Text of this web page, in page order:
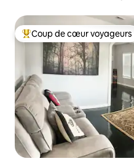
Coups de cœur voyageurs
Coup de cœur voyageurs